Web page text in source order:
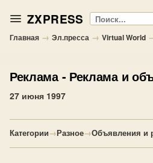
ZXPRESS Поиск
Главная → Эл.пресса → Virtual World
Реклама- Реклама и
27 июня 1997
Категории→Разное→Объявления и